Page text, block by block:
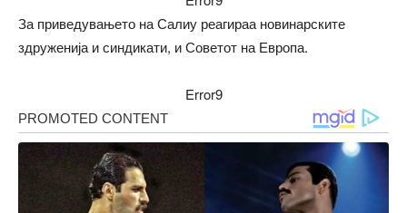
За приведувањето на Салиу реагираа новинарските
здруженија и синдикати, и Советот на Европа.
Error9